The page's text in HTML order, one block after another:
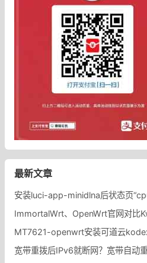
最新文章
ImmortalWrt、OpenWrt官网对比
MT7621-openwrt安装可道云
宽带重拨后IPv6就断网？宽带自动